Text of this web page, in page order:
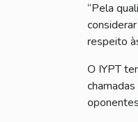
“Pela
respeito
O IYPT
chamadas